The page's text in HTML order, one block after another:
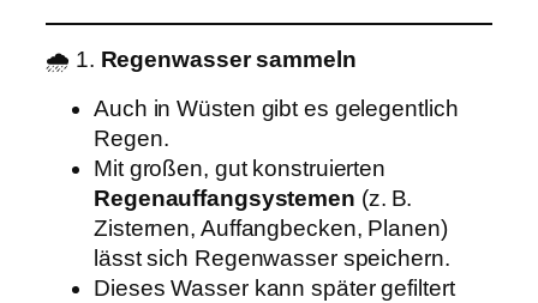
🌧️ 1. Regenwasser sammeln
Auch in Wüsten gibt es gelegentlich
Regen.
Mit großen, gut konstruierten
Regenauffangsystemen (z. B.
Zisternen, Auffangbecken, Planen)
lässt sich Regenwasser speichern.
Dieses Wasser kann später gefiltert